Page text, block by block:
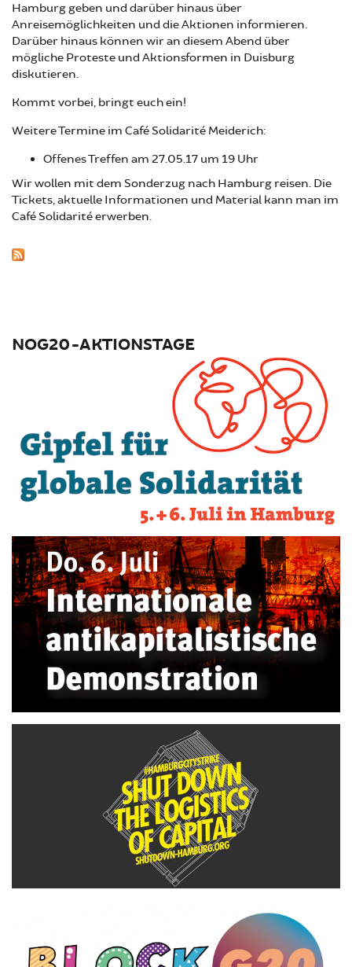
Hamburg geben und darüber hinaus über
Anreisemöglichkeiten und die Aktionen informieren.
Darüber hinaus können wir an diesem Abend über
mögliche Proteste und Aktionsformen in Duisburg
diskutieren.
Kommt vorbei, bringt euch ein!
Weitere Termine im Café Solidarité Meiderich:
Offenes Treffen am 27.05.17 um 19 Uhr
Wir wollen mit dem Sonderzug nach Hamburg reisen. Die
Tickets, aktuelle Informationen und Material kann man im
Café Solidarité erwerben.
NOG20-AKTIONSTAGE